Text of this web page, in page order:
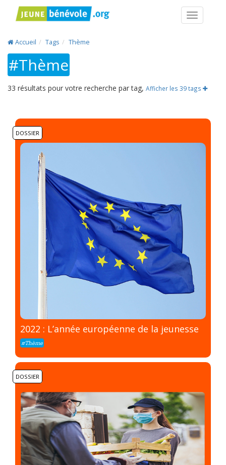
Accueil Tags Thème
#Thème
33 résultats pour votre recherche par tag, Afficher les 39 tags
DOSSIER
2022 : L’année européenne de la jeunesse
#Thème
DOSSIER